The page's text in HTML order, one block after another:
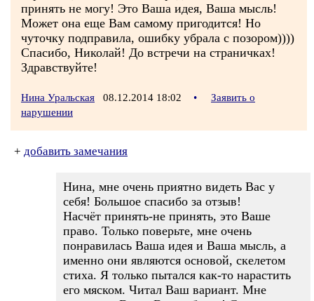
принять не могу! Это Ваша идея, Ваша мысль!
Может она еще Вам самому пригодится! Но
чуточку подправила, ошибку убрала с позором))))
Спасибо, Николай! До встречи на страничках!
Здравствуйте!
Нина Уральская 08.12.2014 18:02 •
Заявить о
нарушении
+ добавить замечания
Нина, мне очень приятно видеть Вас у
себя! Большое спасибо за отзыв!
Насчёт принять-не принять, это Ваше
право. Только поверьте, мне очень
понравилась Ваша идея и Ваша мысль, а
именно они являются основой, скелетом
стиха. Я только пытался как-то нарастить
его мяском. Читал Ваш вариант. Мне